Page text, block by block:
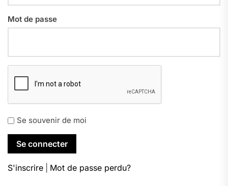
Mot de passe
Se souvenir de moi
S'inscrire Mot de passe perdu?